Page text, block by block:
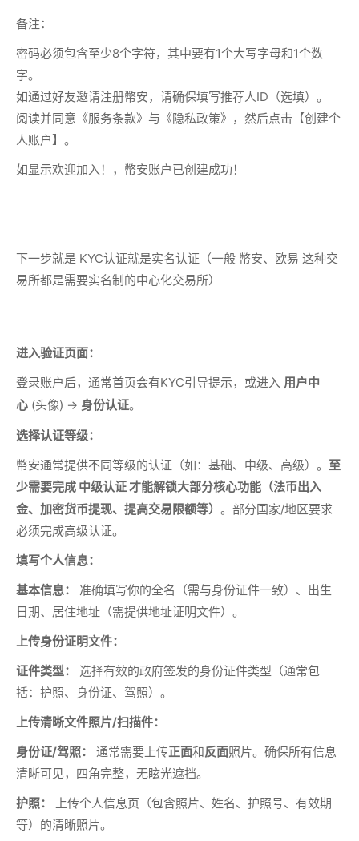
备注：
密码必须包含至少8个字符，其中要有1个大写字母和1个数
字。
如通过好友邀请注册幣安，请确保填写推荐人ID（选填）。
阅读并同意《服务条款》与《隐私政策》，然后点击【创建个
人账户】。
如显示欢迎加入！，幣安账户已创建成功！
下一步就是 KYC认证就是实名认证（一般 幣安、欧易 这种交
易所都是需要实名制的中心化交易所）
进入验证页面：
登录账户后，通常首页会有KYC引导提示，或进入 用户中
心 (头像) -> 身份认证。
选择认证等级：
幣安通常提供不同等级的认证（如：基础、中级、高级）。 至
少需要完成 中级认证才能解锁大部分核心功能（法币出入
金、加密货币提现、提高交易限额等） 。部分国家/地区要求
必须完成高级认证。
填写个人信息：
基本信息：
准确填写你的全名（需与身份证件一致）、出生
日期、居住地址（需提供地址证明文件）。
上传身份证明文件：
证件类型：
选择有效的政府签发的身份证件类型（通常包
括：护照、身份证、驾照）。
上传清晰文件照片/扫描件：
身份证/驾照：
通常需要上传正面和反面照片。确保所有信息
清晰可见，四角完整，无眩光遮挡。
护照：
上传个人信息页（包含照片、姓名、护照号、有效期
等）的清晰照片。